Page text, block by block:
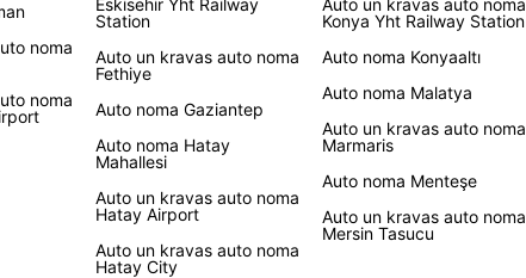
noma
noma
Eskisehir Yht Railway
Station
Auto un kravas auto noma
Fethiye
Auto noma Gaziantep
Auto noma Hatay
Mahallesi
Auto un kravas auto noma
Hatay Airport
Auto un kravas auto noma
Hatay City
Auto un kravas auto noma
Konya Yht Railway Station
Auto noma Konyaaltı
Auto noma Malatya
Auto un kravas auto noma
Marmaris
Auto noma Menteşe
Auto un kravas auto noma
Mersin Tasucu